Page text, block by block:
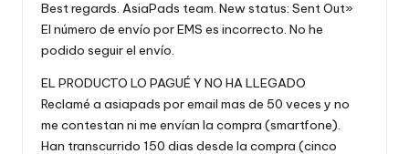
Best regards. AsiaPads team. New status: Sent Out»
El número de envío por EMS es incorrecto. No he
podido seguir el envío.
EL PRODUCTO LO PAGUÉ Y NO HA LLEGADO
Reclamé a asiapads por email mas de 50 veces y no
me contestan ni me envían la compra (smartfone).
Han transcurrido 150 dias desde la compra (cinco